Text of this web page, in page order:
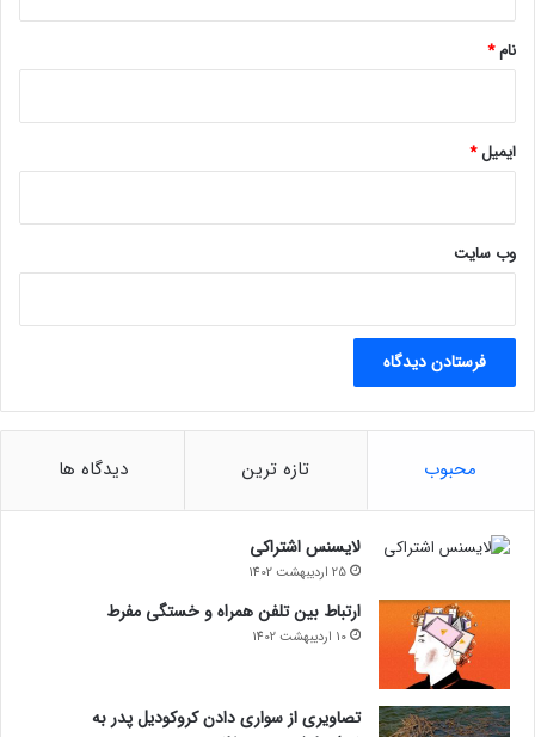
نام*
ایمیل*
وب‌ سایت
محبوب تازه ترین دیدگاه ها
لایسنس اشتراکی
25 اردیبهشت 1402
ارتباط بین تلفن همراه و خستگی مفرط
10 اردیبهشت 1402
تصاویری از سواری دادن کروکودیل پدر به